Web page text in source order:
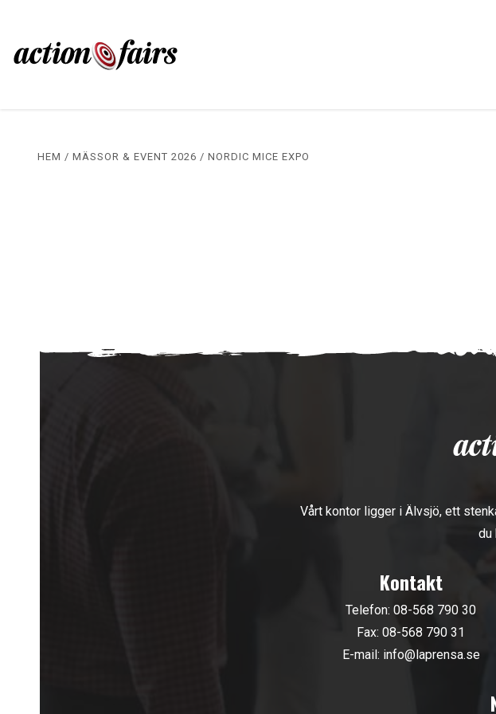
HEM / MÄSSOR & EVENT 2026 / NORDIC MICE EXPO
Vårt kontor ligger i Älvsjö, ett
du
Kontakt
Telefon:08-568 790 30
Fax: 08-568 790 31
E-mail: info@laprensa.se